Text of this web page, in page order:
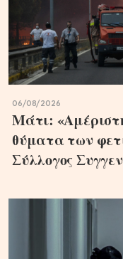
06/08/2026
Μάτι:
θύματα των
Σύλλογος